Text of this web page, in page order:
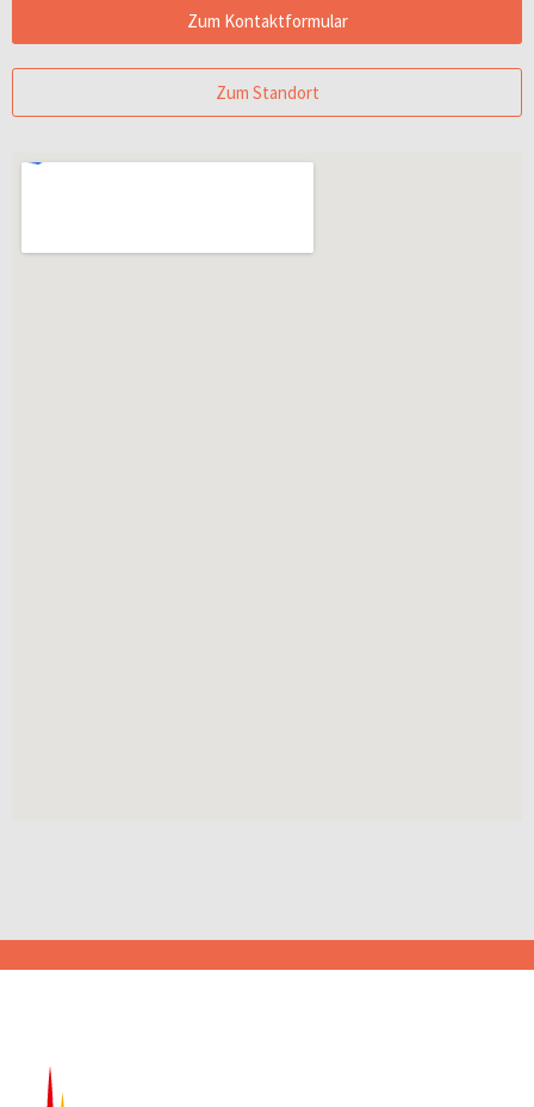
Zum Kontaktformular
Zum Standort